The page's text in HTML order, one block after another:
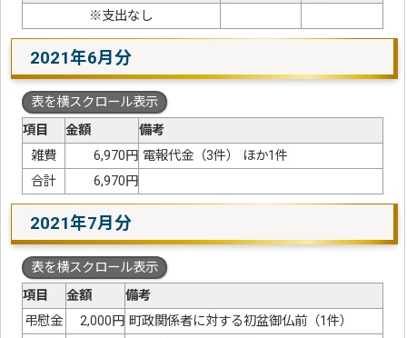
※支出なし
2021年6月分
表を横スクロール表示
項目
金額
備考
雑費
6,970円 電報代金（3件） ほか1件
合計
6,970円
2021年7月分
表を横スクロール表示
項目
金額
備考
弔慰金
2,000円 町政関係者に対する初盆御仏前（1件）